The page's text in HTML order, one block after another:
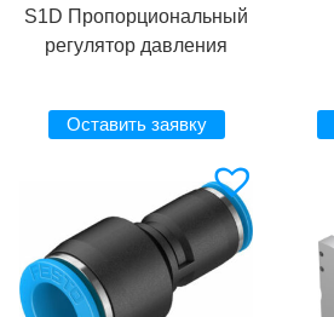
S1D Пропорциональный
регулятор давления
Оставить заявку